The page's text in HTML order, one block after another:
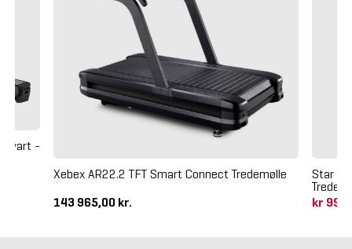
-
Xebex AR22.2 TFT Smart Connect Tredemølle
143 965,00 kr.
Star
kr 99